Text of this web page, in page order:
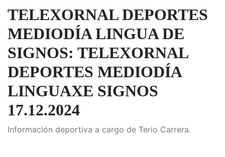
TELEXORNAL DEPORTES
MEDIODÍA LINGUA DE
SIGNOS: TELEXORNAL
DEPORTES MEDIODÍA
LINGUAXE SIGNOS
17.12.2024
Información deportiva a cargo de Terio Carrera.